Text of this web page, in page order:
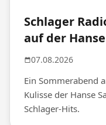
Schlager
auf der
07.08.2026
Ein Sommerabend
Kulisse der Hanse
Schlager-Hits.